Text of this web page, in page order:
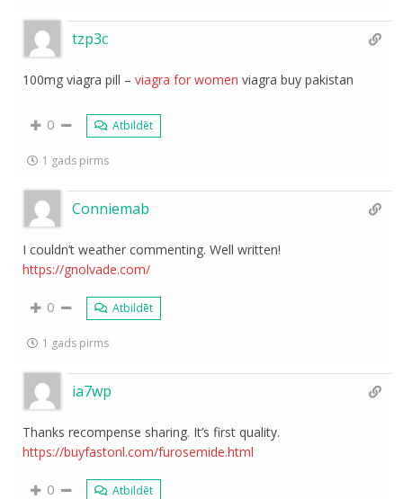
tzp3c
100mg viagra pill –viagra for women viagra buy pakistan
0 Atbildēt
1 gads pirms
Conniemab
I couldn’t weather commenting. Well written!
https://gnolvade.com/
0 Atbildēt
1 gads pirms
ia7wp
Thanks recompense sharing. It’s first quality.
https://buyfastonl.com/furosemide.html
0 Atbildēt